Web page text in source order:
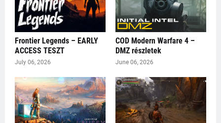
Frontier Legends – EARLY
ACCESS TESZT
July 06, 2026
COD Modern Warfare 4 –
DMZ részletek
June 06, 2026